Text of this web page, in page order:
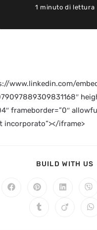
1 minuto di lettura
www.linkedin.com/
frameborder=”0″
incorporato”></iframe>
BUILD WITH US